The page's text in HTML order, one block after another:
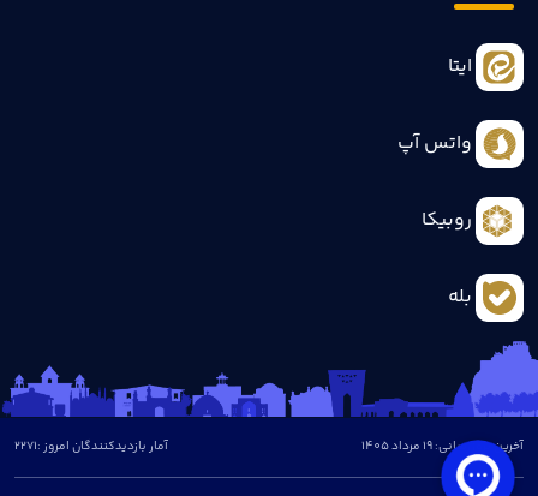
ایتا
واتس آپ
روبیکا
بله
آخرین بروزرسانی: 19 مرداد 1405 آمار بازدیدکنندگان امروز :2271